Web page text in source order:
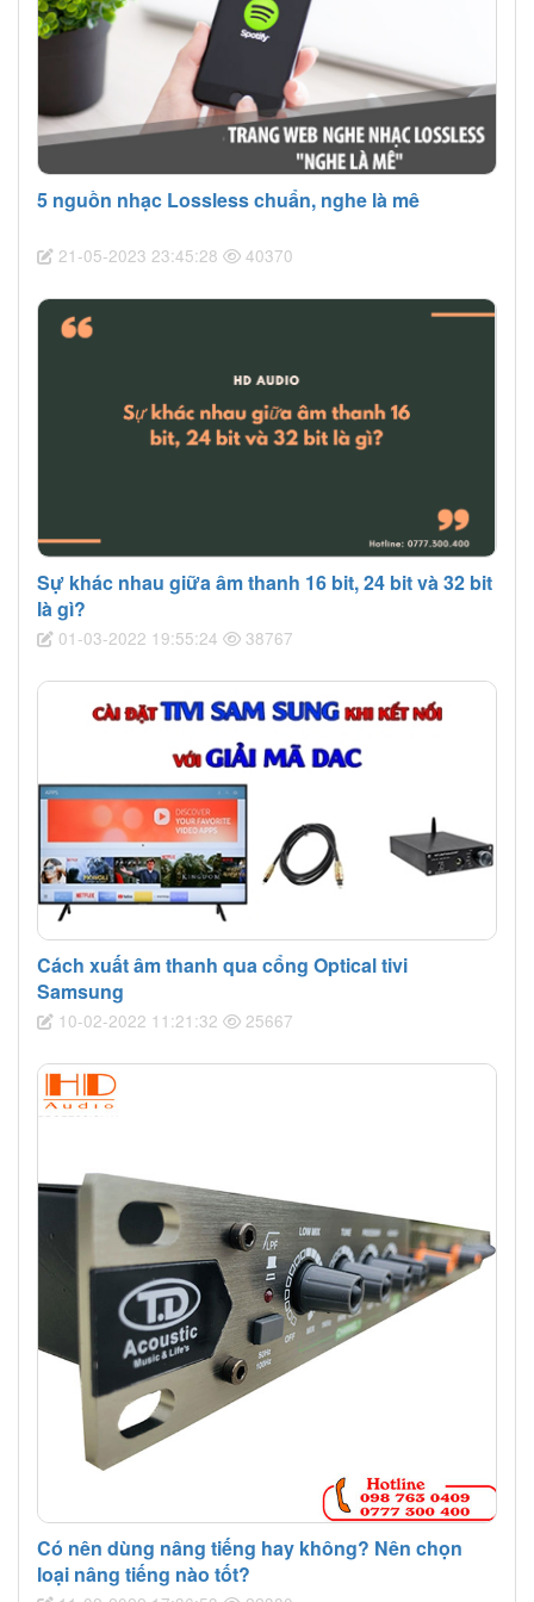
5 nguồn nhạc Lossless chuẩn, nghe là mê
21-05-2023 23:45:28 40370
Sự khác nhau giữa âm thanh 16 bit, 24 bit và 32 bit
là gì?
01-03-2022 19:55:24 38767
Cách xuất âm thanh qua cổng Optical tivi
Samsung
10-02-2022 11:21:32 25667
Có nên dùng nâng tiếng hay không? Nên chọn
loại nâng tiếng nào tốt?